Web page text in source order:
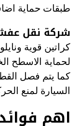
طبقات حماية
شركة نقل
كراتين قوية
لحماية الاسطح
كما يتم فصل
السيارة لمنع
اهم